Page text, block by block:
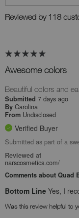
Reviewed by 118
Awesome colors
Beautiful colors and
Submitted 7 days ago
By Carolina
From Undisclosed
Verified Buyer
Submitted as part of a
Reviewed at
narscosmetics.com/
Comments about Quad
Bottom Line Yes, I
Was this review helpful to